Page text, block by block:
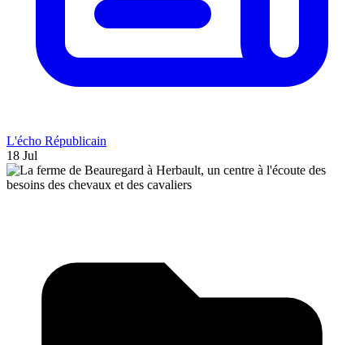
L'écho Républicain
18 Jul